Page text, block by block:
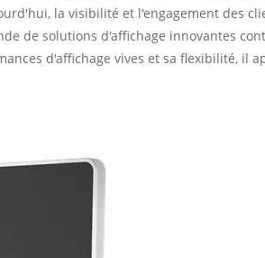
la visibilité et l'engagement des
de solutions d'affichage innovantes
d'affichage vives et sa flexibilité, il